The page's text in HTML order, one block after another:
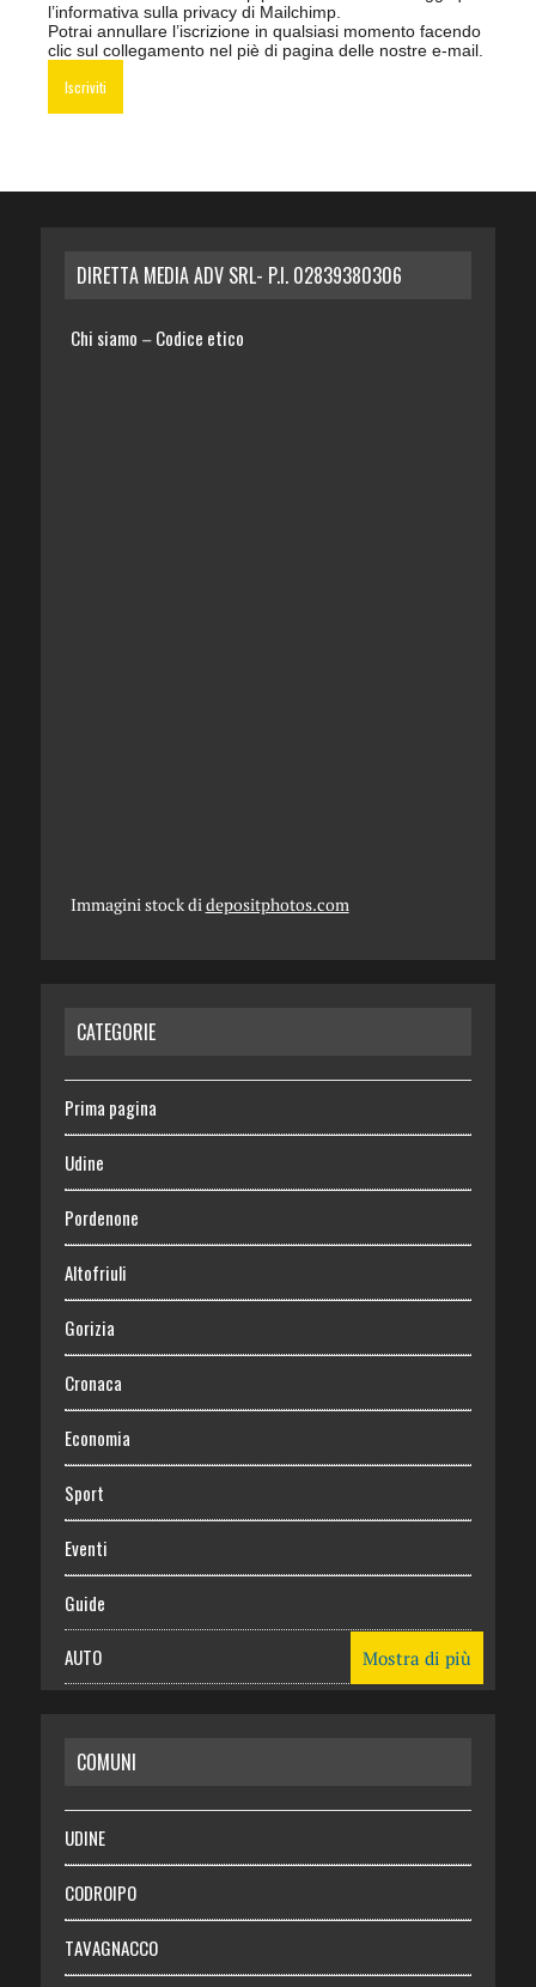
l’informativa sulla privacy di Mailchimp
Potrai annullare l’iscrizione in qualsiasi momento facendo
clic sul collegamento nel piè di pagina delle nostre e-mail.
DIRETTA MEDIA ADV SRL- P.I. 02839380306
Chi siamo – Codice etico
Immagini stock didepositphotos.com
CATEGORIE
Prima pagina
Udine
Pordenone
Altofriuli
Gorizia
Cronaca
Economia
Sport
Eventi
Guide
AUTO
RISPARMIO
SALUTE
Necrologie
Chi siamo
Mostra di più
COMUNI
UDINE
CODROIPO
TAVAGNACCO